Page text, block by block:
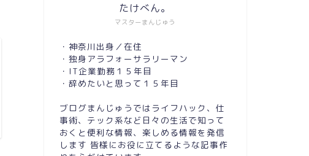
マスターまんじゅう
たけべん。
・神奈川出身／在住
・独身アラフォーサラリーマン
・IT企業勤務１５年目
・辞めたいと思って１５年目
ブログまんじゅうではライフハック、仕
事術、テック系など日々の生活で知って
おくと便利な情報、楽しめる情報を発信
します 皆様にお役に立てるような記事作